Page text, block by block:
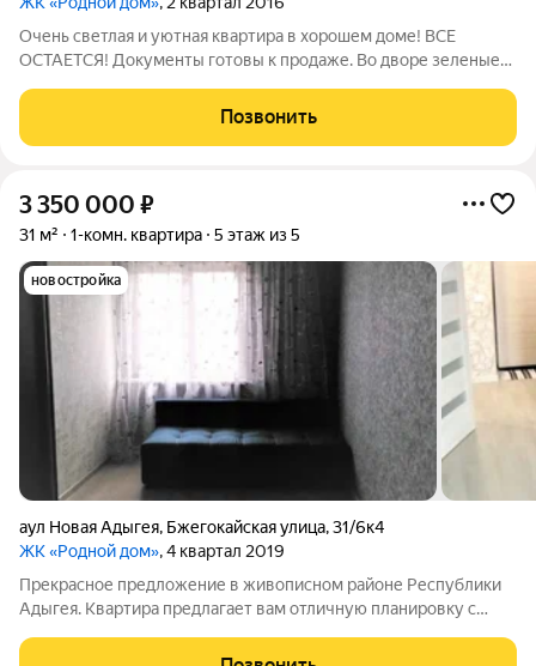
Очень светлая и уютная квартира в хорошем доме! ВСЕ
ОСТАЕТСЯ! Документы готовы к продаже. Во дворе зеленые
Район замечательный! Звоните и мы с вами договоримся о
встрече!
Позвонить
3 350 000 ₽
31 м² 1-комн. квартира 5 этаж из 5
новостройка
аул Новая Адыгея, Бжегокайская улица,31/6к4
ЖК «Родной дом», 4 квартал 2019
Прекрасное предложение в живописном районе Республики
Адыгея. Квартира предлагает вам отличную планировку с
организации пространства в соответствии с вашими